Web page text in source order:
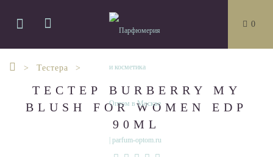
0
Тестера
ТЕСТЕР BURBERRY MY
BLUSH FOR WOMEN EDP
90ML